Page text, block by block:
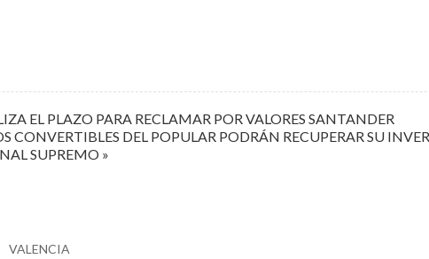
EL PLAZO PARA RECLAMAR POR VALORES SANTANDER
CONVERTIBLES DEL POPULAR PODRÁN RECUPERAR SU
SUPREMO »
VALENCIA